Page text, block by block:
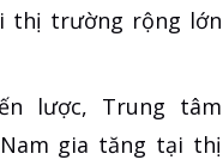
thị trường rộng lớn
lược, Trung tâm
gia tăng tại thị